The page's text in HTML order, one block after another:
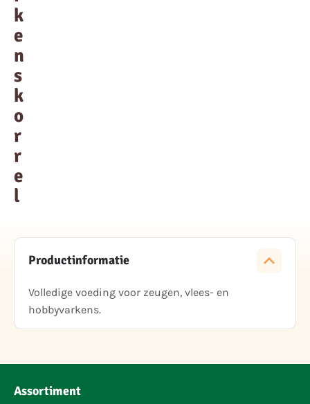
k
e
n
s
k
o
r
r
e
l
Productinformatie
Volledige voeding voor zeugen, vlees- en
hobbyvarkens.
Assortiment